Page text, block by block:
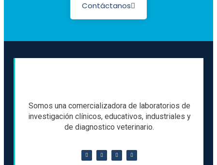
Contáctanos
Somos una comercializadora de laboratorios de
investigación clínicos, educativos, industriales y
de diagnostico veterinario.